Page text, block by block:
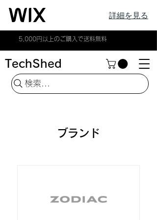
詳細を見る